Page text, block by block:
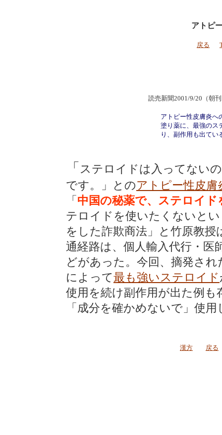
アトピ
戻る
読売新聞2001/9/20（朝
アトピー性皮膚炎へ
塗り薬に、最強のス
り、副作用も出てい
「 ステロイドは入ってない
です。」とのアトピー性皮膚
「中国の秘薬で、ステロイド
テロイドを使いたくないと
をした詐欺商法」と竹原教授
通経路は、個人輸入代行・医
どがあった。今回、摘発さ
によって最も強いステロイド
使用を続け副作用が出た例
「成分を確かめないで」使
漢方 戻る